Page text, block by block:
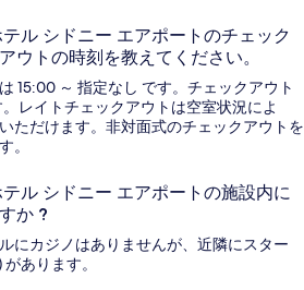
テル シドニー エアポートのチェック
ウトの時刻を教えてください。
15:00 ～ 指定なし です。チェックアウト
レイトチェックアウトは空室状況によ
ただけます。非対面式のチェックアウトを
。
テル シドニー エアポートの施設内に
か ?
にカジノはありませんが、近隣にスター
あります。